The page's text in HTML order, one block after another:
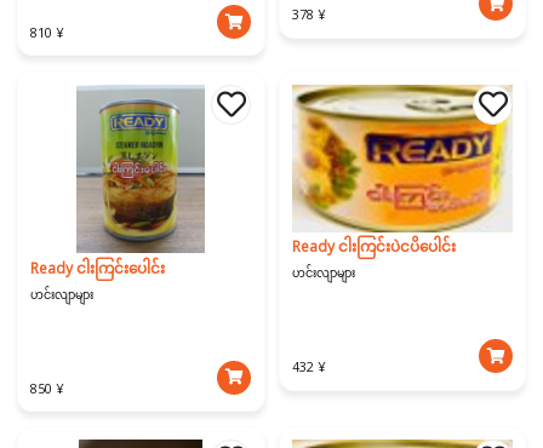
810 ¥
378 ¥
Ready ငါးကြင်းပေါင်း
ဟင်းလျာများ
850 ¥
Ready ငါးကြင်းပဲငပိပေါင်း
ဟင်းလျာများ
432 ¥